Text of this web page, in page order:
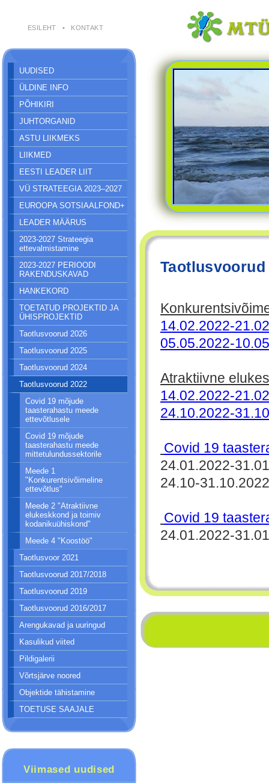
ESILEHT • KONTAKT
UUDISED
ÜLDINE INFO
PÕHIKIRI
JUHTORGANID
ASTU LIIKMEKS
LIIKMED
EESTI LEADER LIIT
VÜ STRATEEGIA 2023–2027
EUROOPA SOTSIAALFOND+
LEADER MÄÄRUS
2023-2027 Strateegia
ettevalmistamine
2023-2027 PERIOODI
RAKENDUSKAVAD
HANKEKORD
TOETATUD PROJEKTID JA
ÜHISPROJEKTID
Taotlusvoorud 2026
Taotlusvoorud 2025
Taotlusvoorud 2024
Taotlusvoorud 2022
Covid 19 mõjude
taasterahastu meede
ettevõtlusele
Covid 19 mõjude
taasterahastu meede
mittetulundussektorile
Meede 1
"Konkurentsivõimeline
ettevõtlus"
Meede 2 "Atraktiivne
elukeskkond ja toimiv
kodanikuühiskond"
Meede 4 "Koostöö"
Taotlusvoor 2021
Taotlusvoorud 2017/2018
Taotlusvoorud 2019
Taotlusvoorud 2016/2017
Arengukavad ja uuringud
Kasulikud viited
Pildigalerii
Võrtsjärve noored
Objektide tähistamine
TOETUSE SAAJALE
Viimased uudised
Taotlusvoorud
14.02.2022-
05.05.2022-
Atraktiivne
14.02.2022-
24.10.2022-
Covid 19
24.01.2022-
24.10-
Covid 19
24.01.2022-